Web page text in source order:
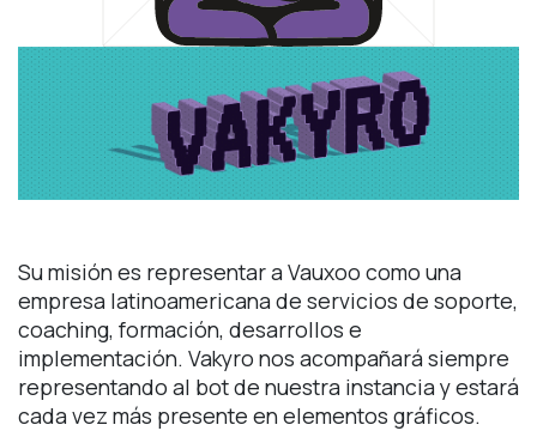
Su misión es representar a Vauxoo como una
empresa latinoamericana de servicios de soporte,
coaching, formación, desarrollos e
implementación. Vakyro nos acompañará siempre
representando al bot de nuestra instancia y estará
cada vez más presente en elementos gráficos.